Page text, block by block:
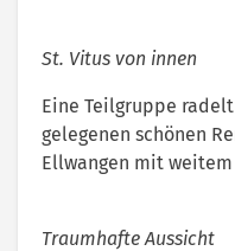
St. Vitus von innen
Eine Teilgruppe
gelegenen schönen
Ellwangen mit
Traumhafte Aussicht